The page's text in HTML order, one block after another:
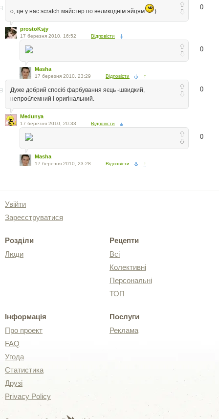
0
о, це у нас scratch майстер по великоднім яйцям )
prostoKsjy
17 березня 2010, 16:52 Відповісти
0
Masha
17 березня 2010, 23:29 Відповісти ↑
0
Дуже добрий спосіб фарбування яєць -швидкий,
непроблемний і оригінальний.
Medunya
17 березня 2010, 20:33 Відповісти
0
Masha
17 березня 2010, 23:28 Відповісти ↑
Увійти
Зареєструватися
Розділи
Люди
Рецепти
Всі
Колективні
Персональні
ТОП
Інформація
Про проект
FAQ
Угода
Статистика
Друзі
Privacy Policy
Послуги
Реклама